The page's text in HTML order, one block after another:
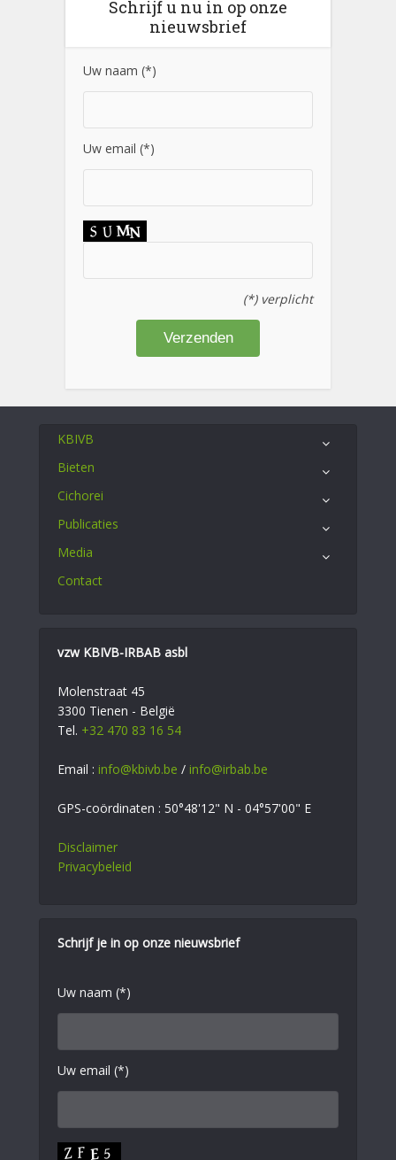
Schrijf u nu in op onze
nieuwsbrief
Uw naam (*)
Uw email (*)
(*) verplicht
KBIVB
Bieten
Cichorei
Publicaties
Media
Contact
vzw KBIVB-IRBAB asbl
Molenstraat 45
3300 Tienen - België
Tel. +32 470 83 16 54
Email : info@kbivb.be / info@irbab.be
GPS-coördinaten : 50°48'12" N - 04°57'00" E
Disclaimer
Privacybeleid
Schrijf je in op onze nieuwsbrief
Uw naam (*)
Uw email (*)